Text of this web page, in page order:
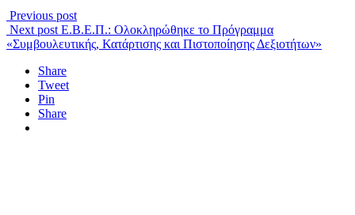
Previous post
Next post Ε.Β.Ε.Π.: Ολοκληρώθηκε το Πρόγραμμα
«Συμβουλευτικής, Κατάρτισης και Πιστοποίησης Δεξιοτήτων»
Share
Tweet
Pin
Share